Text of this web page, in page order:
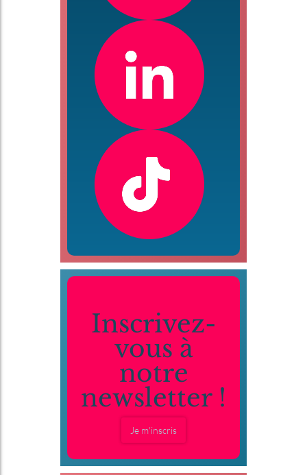
Inscrivez-
vous à
notre
newsletter !
Je m'inscris